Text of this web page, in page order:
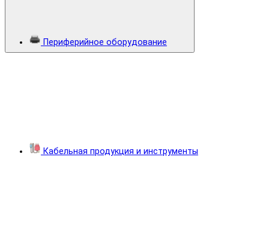
Периферийное оборудование
Кабельная продукция и инструменты